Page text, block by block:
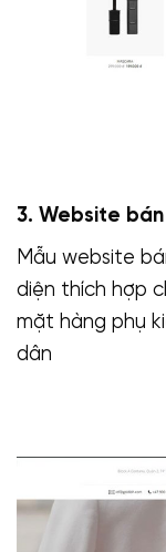
3. Website
Mẫu website
diện thích hợp
mặt hàng phụ
dân